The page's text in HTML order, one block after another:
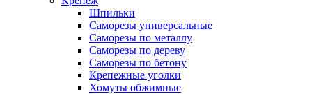
Шпильки
Саморезы универсальные
Саморезы по металлу
Саморезы по дереву
Саморезы по бетону
Крепежные уголки
Хомуты обжимные